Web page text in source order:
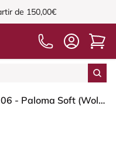
de 150,00€
HÅG Capisco 8106 - Paloma Soft (Wollsdorf) - Cuero semi-anilina - PL56100 Black - Silver - 265 mm (seat height 53-79cm) - Hard castors for soft floors